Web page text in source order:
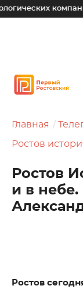
компаний
Главная
Ростов
Ростов
и в небе.
Ростов